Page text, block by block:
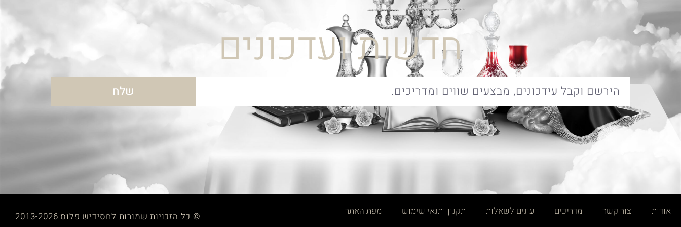
חדשות ועדכונים
שלח
אודות צור קשר מדריכים עונים לשאלות תקנון ותנאי שימוש מפת האתר © כל הזכויות שמורות לחסידיש פלוס 2013-2026